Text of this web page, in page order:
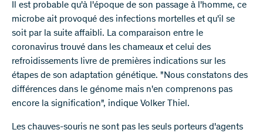
Il est probable qu'à l'époque de son passage à l'homme, ce
microbe ait provoqué des infections mortelles et qu'il se
soit par la suite affaibli. La comparaison entre le
coronavirus trouvé dans les chameaux et celui des
refroidissements livre de premières indications sur les
étapes de son adaptation génétique. "Nous constatons des
différences dans le génome mais n'en comprenons pas
encore la signification", indique Volker Thiel.
Les chauves-souris ne sont pas les seuls porteurs d'agents